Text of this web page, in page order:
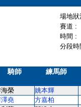
場地
賽道 :
時間 :
分段
騎師 練馬師
榮 姚本輝
堯 方嘉柏